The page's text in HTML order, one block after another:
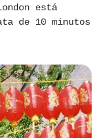
está
de 10 minutos